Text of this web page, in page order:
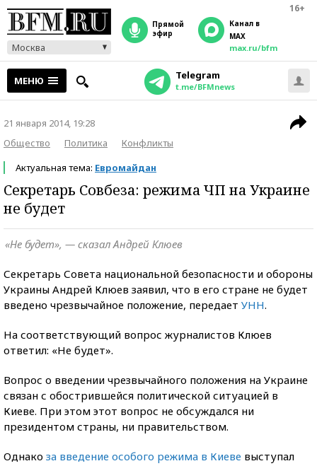
16+
Москва
прямой
эфир
Канал в
MAX
max.ru/bfm
МЕНЮ Telegram
t.me/BFMnews
21 января 2014, 19:28
Общество
Политика
Конфликты
Актуальная тема: Евромайдан
Секретарь Совбеза: режима ЧП на Украине
не будет
«Не будет», — сказал Андрей Клюев
Секретарь Совета национальной безопасности и обороны
Украины Андрей Клюев заявил, что в его стране не будет
введено чрезвычайное положение, передает УНН.
На соответствующий вопрос журналистов Клюев
ответил: «Не будет».
Вопрос о введении чрезвычайного положения на Украине
связан с обострившейся политической ситуацией в
Киеве. При этом этот вопрос не обсуждался ни
президентом страны, ни правительством.
Однако за введение особого режима в Киеве выступал